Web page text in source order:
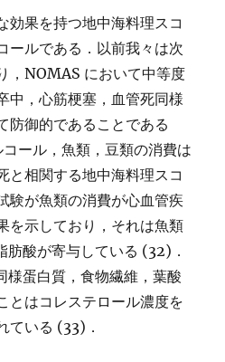
果を持つ地中海料理スコ
ールである．以前我々は次
，NOMAS において中等度
中，心筋梗塞，血管死同様
防御的であることである
ール，魚類，豆類の消費は
と相関する地中海料理スコ
験が魚類の消費が心血管疾
を示しており，それは魚類
酸が寄与している (32)．
蛋白質，食物繊維，葉酸
とはコレステロール濃度を
ている (33)．